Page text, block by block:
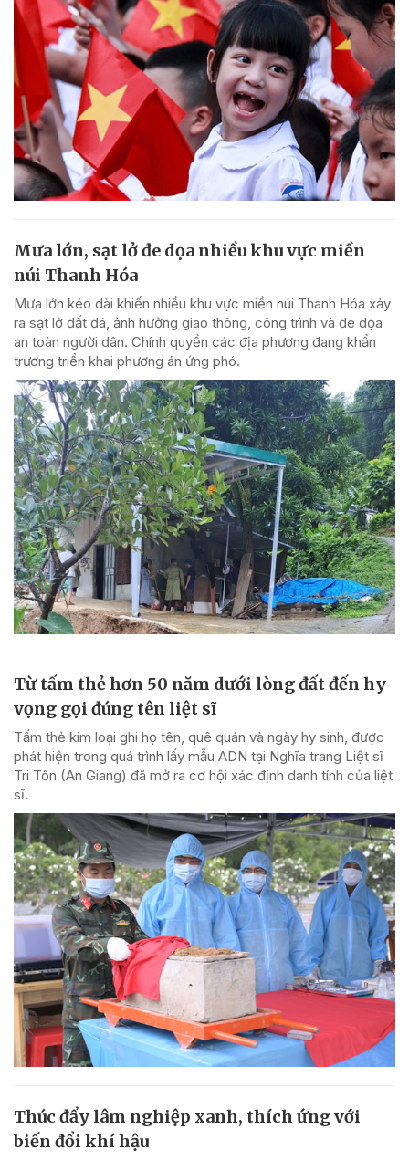
Mưa lớn, sạt lở đe dọa nhiều khu vực miền
núi Thanh Hóa
Mưa lớn kéo dài khiến nhiều khu vực miền núi Thanh Hóa xảy
ra sạt lở đất đá, ảnh hưởng giao thông, công trình và đe dọa
an toàn người dân. Chính quyền các địa phương đang khẩn
trương triển khai phương án ứng phó.
Từ tấm thẻ hơn 50 năm dưới lòng đất đến hy
vọng gọi đúng tên liệt sĩ
Tấm thẻ kim loại ghi họ tên, quê quán và ngày hy sinh, được
phát hiện trong quá trình lấy mẫu ADN tại Nghĩa trang Liệt sĩ
Tri Tôn (An Giang) đã mở ra cơ hội xác định danh tính của liệt
sĩ.
Thúc đẩy lâm nghiệp xanh, thích ứng với
biến đổi khí hậu